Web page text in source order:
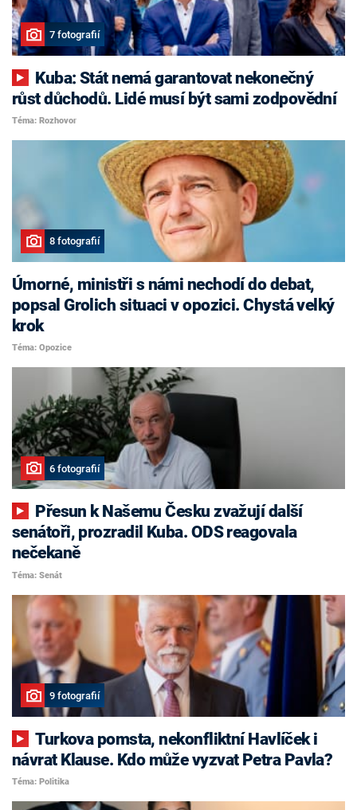
7 fotografií
růst důchodů. Lidé musí být sami zodpovědní
Téma: Rozhovor
8 fotografií
Úmorné, ministři s námi nechodí do debat,
popsal Grolich situaci v opozici. Chystá velký
krok
Téma: Opozice
6 fotografií
senátoři, prozradil Kuba. ODS reagovala
nečekaně
Téma: Senát
9 fotografií
Turkova pomsta, nekonfliktní Havlíček i
návrat Klause. Kdo může vyzvat Petra Pavla?
Téma: Politika